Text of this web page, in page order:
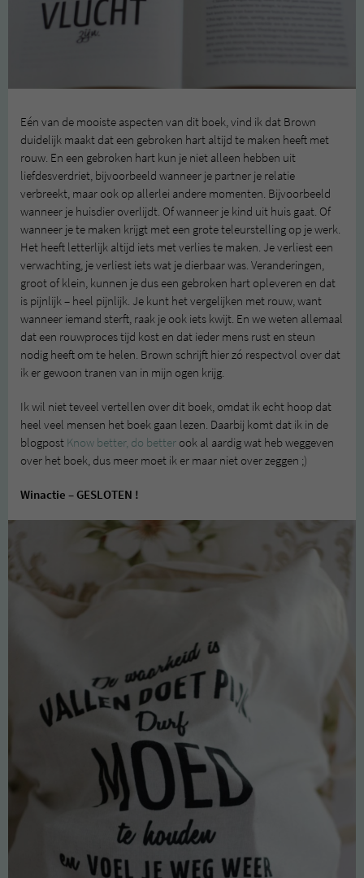
Eén van de mooiste aspecten van dit boek, vind ik dat Brown
duidelijk maakt dat een gebroken hart altijd te maken heeft met
rouw. En een gebroken hart kun je niet alleen hebben uit
liefdesverdriet, bijvoorbeeld wanneer je partner je relatie
verbreekt, maar ook op allerlei andere momenten. Bijvoorbeeld
wanneer je huisdier overlijdt. Of wanneer je kind uit huis gaat. Of
wanneer je te maken krijgt met een grote teleurstelling op je werk.
Het heeft letterlijk altijd iets met verlies te maken. Je verliest een
verwachting, je verliest iets wat je dierbaar was. Veranderingen,
groot of klein, kunnen je dus een gebroken hart opleveren en dat
is pijnlijk – heel pijnlijk. Je kunt het vergelijken met rouw, want
wanneer iemand sterft, raak je ook iets kwijt. En we weten allemaal
dat een rouwproces tijd kost en dat ieder mens rust en steun
nodig heeft om te helen. Brown schrijft hier zó respectvol over dat
ik er gewoon tranen van in mijn ogen krijg.
Ik wil niet teveel vertellen over dit boek, omdat ik echt hoop dat
heel veel mensen het boek gaan lezen. Daarbij komt dat ik in de
blogpost Know better, do better ook al aardig wat heb weggeven
over het boek, dus meer moet ik er maar niet over zeggen ;)
Winactie – GESLOTEN !